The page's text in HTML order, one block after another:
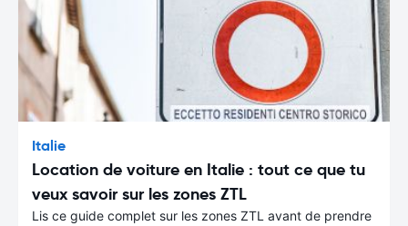
Italie
Location de voiture en Italie : tout ce que tu
veux savoir sur les zones ZTL
Lis ce guide complet sur les zones ZTL avant de prendre